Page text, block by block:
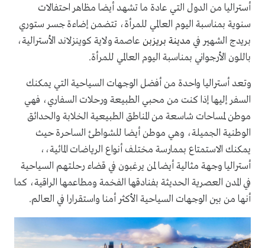
أستراليا من الدول التي عادة ما تشهد أيضا مظاهر احتفالات
سنوية بمناسبة اليوم العالمي للمرأة، تتضمن إضاءة جسر ستوري
بريدج الشهير في مدينة بريزبن عاصمة ولاية كوينزلاند الأسترالية،
باللون الأرجواني بمناسبة اليوم العالمي للمرأة.
وتعد أستراليا واحدة من أفضل الوجهات السياحية التي يمكنك
السفر إليها إذا كنت من محبي الطبيعة ورحلات السفاري، فهي
موطن لمساحات شاسعة من المناطق الطبيعية الخلابة والحدائق
الوطنية الجميلة، وهي موطن أيضا للشواطئ الساحرة حيث
يمكنك الاستمتاع بممارسة مختلف أنواع الرياضات المائية،،
أستراليا وجهة مثالية أيضا لمن يرغبون في قضاء رحلتهم السياحية
في المدن العصرية الحديثة بفنادقها الفخمة ومطاعمها الراقية، كما
أنها من بين الوجهات السياحية الأكثر أمنا واستقرارا في العالم.